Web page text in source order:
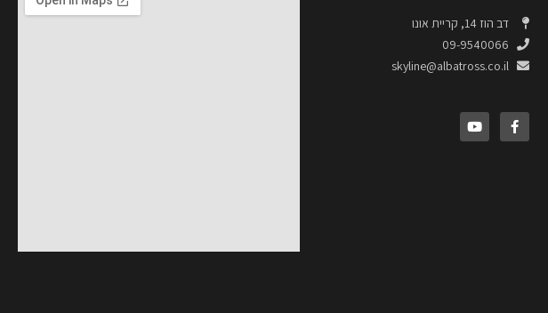
דב הוז 14, קריית אונו
09-9540066
skyline@albatross.co.il